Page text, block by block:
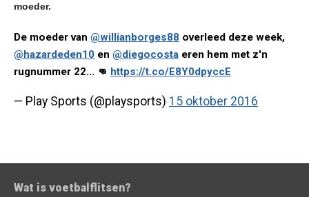
moeder.
De moeder van @willianborges88 overleed deze week,
@hazardeden10 en @diegocosta eren hem met z'n
rugnummer 22... 👊 https://t.co/E8Y0dpyccE
— Play Sports (@playsports) 15 oktober 2016
Wat is voetbalflitsen?